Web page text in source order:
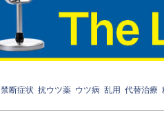
禁断症状 抗ウツ薬 ウツ病 乱用 代替治療